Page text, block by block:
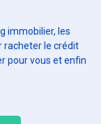
immobilier, les
racheter le crédit
pour vous et enfin